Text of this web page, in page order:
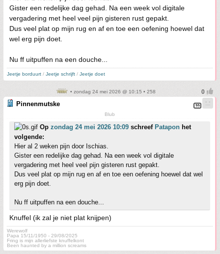
Gister een redelijke dag gehad. Na een week vol digitale
vergadering met heel veel pijn gisteren rust gepakt.
Dus veel plat op mijn rug en af en toe een oefening hoewel dat
wel erg pijn doet.
Nu ff uitpuffen na een douche...
Jeetje borduurt / Jeetje schrijft / Jeetje doet
• zondag 24 mei 2026 @ 10:15 • 258
Pinnenmutske
Blub
Op zondag 24 mei 2026 10:09 schreef Patapon het
volgende:
Hier al 2 weken pijn door Ischias.
Gister een redelijke dag gehad. Na een week vol digitale
vergadering met heel veel pijn gisteren rust gepakt.
Dus veel plat op mijn rug en af en toe een oefening hoewel dat wel
erg pijn doet.
Nu ff uitpuffen na een douche...
Knuffel (ik zal je niet plat knijpen)
Werewolf
Papa 15/11/1950 - 29/08/2025
Fring is mijn allerliefste knuffelkont
Been haunted by a million screams